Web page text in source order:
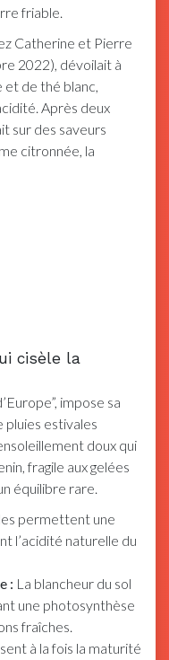
friable.
Catherine et Pierre
2022), dévoilait à
et de thé blanc,
Après deux
sur des saveurs
citronnée, la
cisèle la
impose sa
pluies estivales
doux qui
fragile aux gelées
équilibre rare.
permettent une
l’acidité naturelle du
: La blancheur du sol
une photosynthèse
fraîches.
à la fois la maturité